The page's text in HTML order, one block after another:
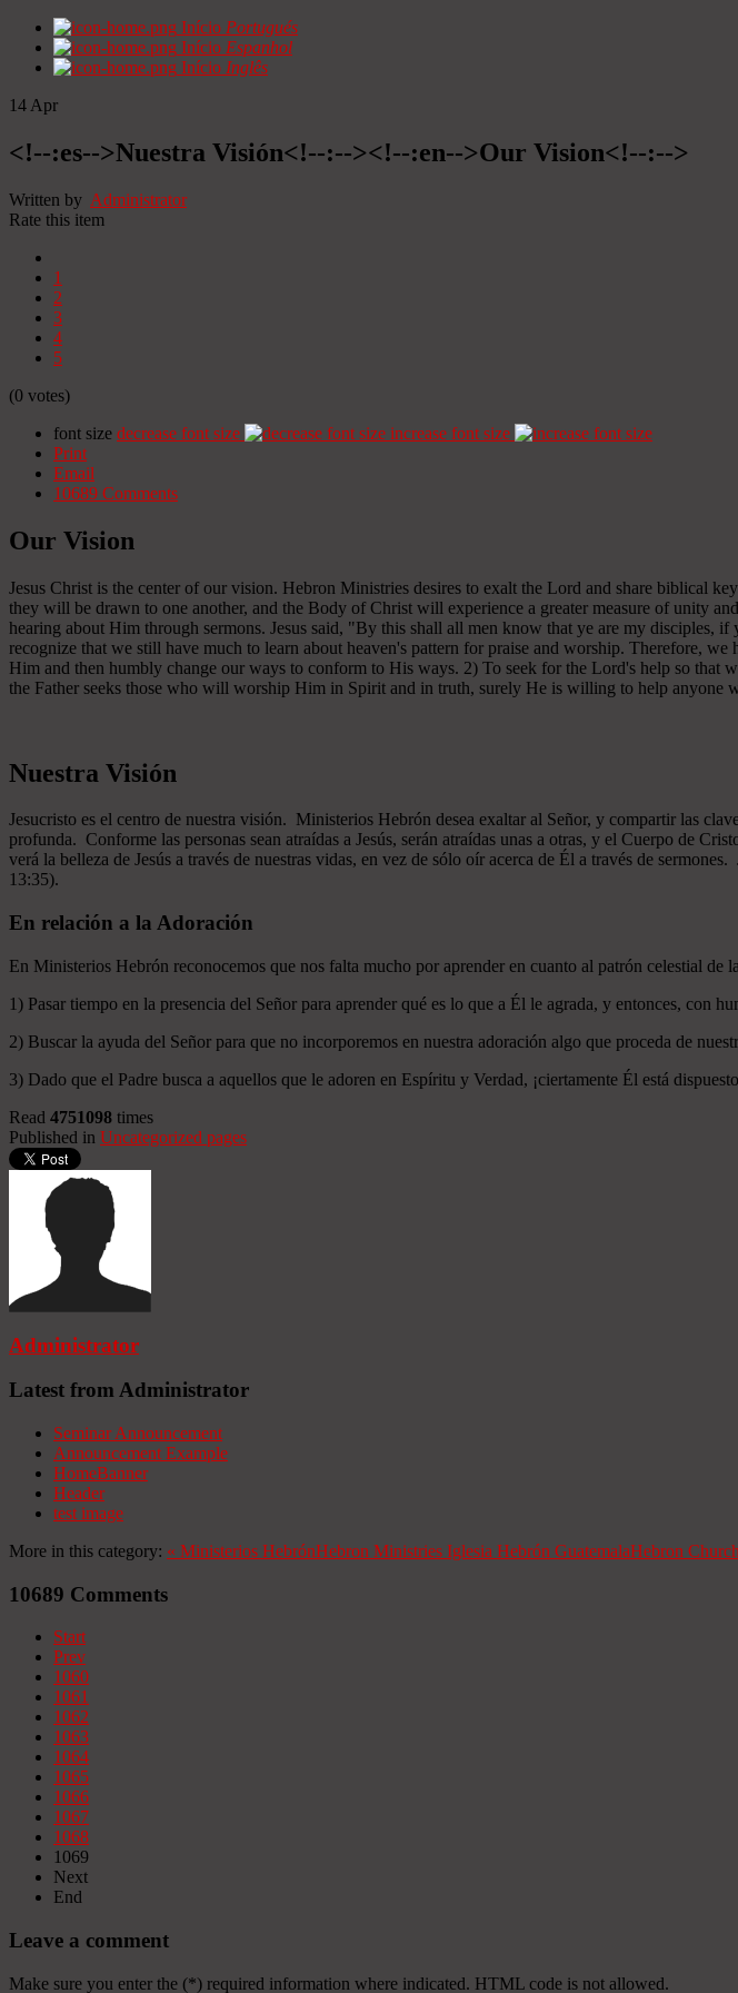
Início Portugués
Início Espanhol
Início Inglês
14 Apr
<!--:es-->Nuestra Visión<!--:--><!--:en-->Our Vision<!--:-->
Written by Administrator
Rate this item
1
2
3
4
5
(0 votes)
font size decrease font size
increase font size
Print
Email
10689 Comments
Our Vision
Jesus Christ is the center of our vision. Hebron Ministries desires to exalt the Lord and share biblical
they will be drawn to one another, and the Body of Christ will experience a greater measure of unity
hearing about Him through sermons. Jesus said, "By this shall all men know that ye are my disciples, if
recognize that we still have much to learn about heaven's pattern for praise and worship. Therefore,
Him and then humbly change our ways to conform to His ways. 2) To seek for the Lord's help so
the Father seeks those who will worship Him in Spirit and in truth, surely He is willing to help
Nuestra Visión
Jesucristo es el centro de nuestra visión. Ministerios Hebrón desea exaltar al Señor, y compartir las
profunda. Conforme las personas sean atraídas a Jesús, serán atraídas unas a otras, y el Cuerpo de
verá la belleza de Jesús a través de nuestras vidas, en vez de sólo oír acerca de Él a través de
13:35).
En relación a la Adoración
En Ministerios Hebrón reconocemos que nos falta mucho por aprender en cuanto al patrón celestial de
1) Pasar tiempo en la presencia del Señor para aprender qué es lo que a Él le agrada, y entonces, con
2) Buscar la ayuda del Señor para que no incorporemos en nuestra adoración algo que proceda de
3) Dado que el Padre busca a aquellos que le adoren en Espíritu y Verdad, ¡ciertamente Él está
Read 4751098 times
Published in Uncategorized pages
Administrator
Latest from Administrator
Seminar Announcement
Announcement Example
HomeBanner
Header
test image
More in this category: « Ministerios HebrónHebron Ministries Iglesia Hebrón GuatemalaHebron
10689 Comments
Start
Prev
1060
1061
1062
1063
1064
1065
1066
1067
1068
1069
Next
End
Leave a comment
Make sure you enter the (*) required information where indicated. HTML code is not allowed.